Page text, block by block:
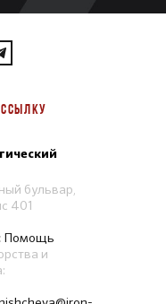
бульвар,
401
Помощь
и